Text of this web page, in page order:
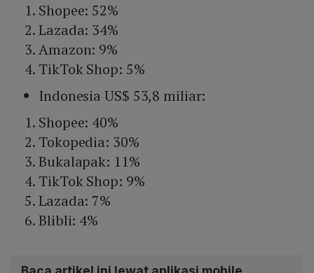
Shopee: 52%
Lazada: 34%
Amazon: 9%
TikTok Shop: 5%
Indonesia US$ 53,8 miliar:
Shopee: 40%
Tokopedia: 30%
Bukalapak: 11%
TikTok Shop: 9%
Lazada: 7%
Blibli: 4%